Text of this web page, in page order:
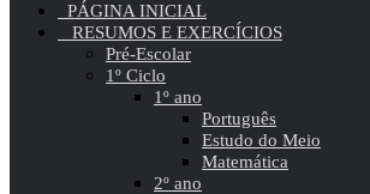
PÁGINA INICIAL
RESUMOS E EXERCÍCIOS
Pré-Escolar
1º Ciclo
1º ano
Português
Estudo do Meio
Matemática
2º ano